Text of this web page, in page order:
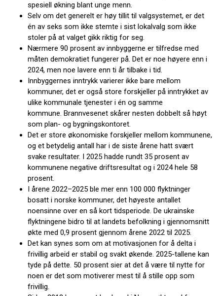
spesiell økning blant unge menn.
Selv om det generelt er høy tillit til valgsystemet, er det
én av seks som ikke stemte i sist lokalvalg som ikke
stoler på at valget gikk riktig for seg.
Nærmere 90 prosent av innbyggerne er tilfredse med
måten demokratiet fungerer på. Det er noe høyere enn i
2024, men noe lavere enn ti år tilbake i tid.
Innbyggernes inntrykk varierer ikke bare mellom
kommuner, det er også store forskjeller på inntrykket av
ulike kommunale tjenester i én og samme
kommune. Brannvesenet skårer nesten dobbelt så høyt
som plan- og bygningskontoret.
Det er store økonomiske forskjeller mellom kommunene,
og et betydelig antall har i de siste årene hatt svært
svake resultater. I 2025 hadde rundt 35 prosent av
kommunene negative driftsresultat og i 2024 hele 58
prosent.
I årene 2022–2025 ble mer enn 100 000 flyktninger
bosatt i norske kommuner, det høyeste antallet
noensinne over en så kort tidsperiode. De ukrainske
flyktningene bidro til at landets befolkning i gjennomsnitt
økte med 0,9 prosent gjennom årene 2022 til 2025.
Det kan synes som om at motivasjonen for å delta i
frivillig arbeid er stabil og svakt økende. 2025-tallene kan
tyde på dette. 50 prosent sier at det å være til nytte for
noen er det som motiverer mest til å stille opp som
frivillig.